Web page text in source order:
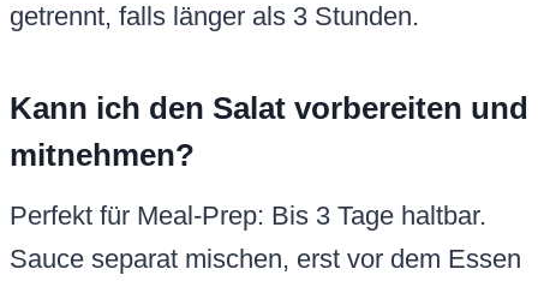
getrennt, falls länger als 3 Stunden.
Kann ich den Salat vorbereiten und
mitnehmen?
Perfekt für Meal-Prep: Bis 3 Tage haltbar.
Sauce separat mischen, erst vor dem Essen